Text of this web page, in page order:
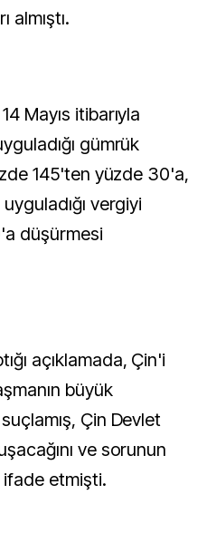
almıştı.
Mayıs itibarıyla
gümrük
145'ten yüzde 30'a,
vergiyi
düşürmesi
açıklamada, Çin'i
büyük
Çin Devlet
ve sorunun
etmişti.